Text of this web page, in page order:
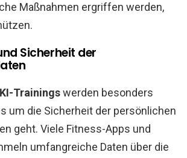
Maßnahmen ergriffen werden,
Sicherheit der
Trainingswerden besonders
um die Sicherheit der persönlichen
geht. Viele Fitness-Apps und
umfangreiche Daten über die